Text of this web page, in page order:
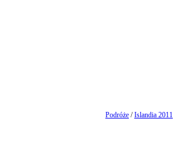
Podróże /Islandia 2011